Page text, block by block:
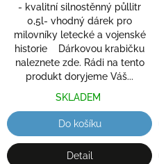
- kvalitní silnostěnný půllitr
0,5l- vhodný dárek pro
milovníky letecké a vojenské
historie Dárkovou krabičku
naleznete zde. Rádi na tento
produkt doryjeme Váš...
SKLADEM
Do košíku
Detail